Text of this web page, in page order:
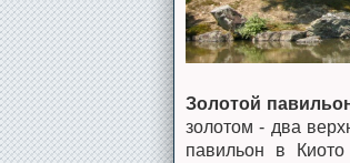
Золотой
золотом - два
павильон в Киото